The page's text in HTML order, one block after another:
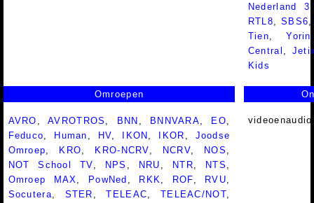
Nederland
RTL8 ,SBS6
Tien ,Yorin
Central
Kids
Omroepen
AVRO ,AVROTROS , BNN , BNNVARA, EO,
Feduco, Human , HV, IKON , IKOR , Joodse
Omroep, KRO, KRO-NCRV, NCRV, NOS ,
NOT School TV, NPS , NRU , NTR, NTS ,
Omroep MAX, PowNed , RKK, ROF, RVU,
Socutera, STER ,TELEAC, TELEAC/NOT,